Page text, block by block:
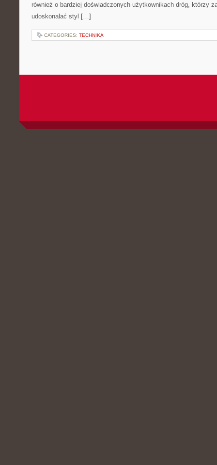
również o bardziej doświadczonych użytkownikach dróg, którzy
udoskonalać styl […]
CATEGORIES: TECHNIKA